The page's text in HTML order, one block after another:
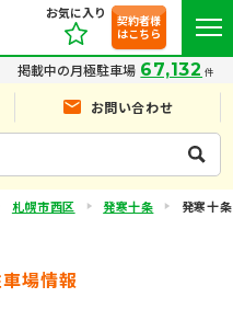
お気に入り
契約者様
はこちら
掲載中の月極駐車場 67,132 件
お問い合わせ
札幌市西区 発寒十条 発寒十
場情報